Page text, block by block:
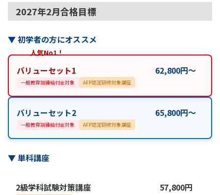
2027年2月合格目標
▼初学者の方にオススメ
人気No1！
バリューセット1 62,800円〜
一般教育訓練給付金対象 AFP認定研修対象講座
バリューセット2 65,800円〜
一般教育訓練給付金対象 AFP認定研修対象講座
▼単科講座
2級学科試験対策講座 57,800円